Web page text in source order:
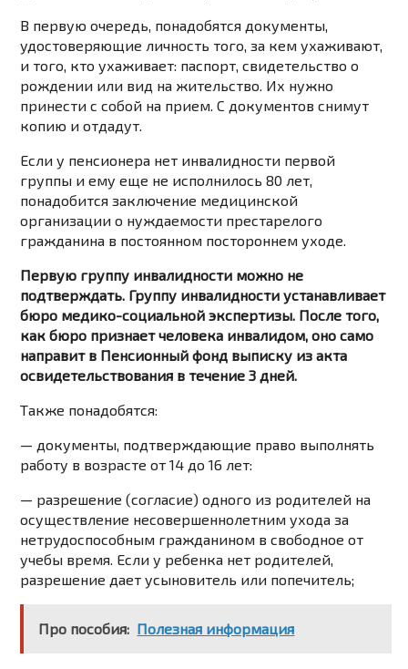
В первую очередь, понадобятся документы,
удостоверяющие личность того, за кем ухаживают,
и того, кто ухаживает: паспорт, свидетельство о
рождении или вид на жительство. Их нужно
принести с собой на прием. С документов снимут
копию и отдадут.
Если у пенсионера нет инвалидности первой
группы и ему еще не исполнилось 80 лет,
понадобится заключение медицинской
организации о нуждаемости престарелого
гражданина в постоянном постороннем уходе.
Первую группу инвалидности можно не
подтверждать. Группу инвалидности устанавливает
бюро медико-социальной экспертизы. После того,
как бюро признает человека инвалидом, оно само
направит в Пенсионный фонд выписку из акта
освидетельствования в течение 3 дней.
Также понадобятся:
— документы, подтверждающие право выполнять
работу в возрасте от 14 до 16 лет:
— разрешение (согласие) одного из родителей на
осуществление несовершеннолетним ухода за
нетрудоспособным гражданином в свободное от
учебы время. Если у ребенка нет родителей,
разрешение дает усыновитель или попечитель;
Про пособия: Полезная информация